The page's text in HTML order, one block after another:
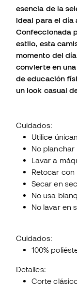
esencia de la
ideal para el día
Confeccionada
estilo, esta
momento del
convierte en
de educación
un look casual
Cuidados:
Utilice
No planchar
Lavar a
Retocar
Secar en
No usa
No lavar en
Cuidados:
100%
Detalles:
Corte